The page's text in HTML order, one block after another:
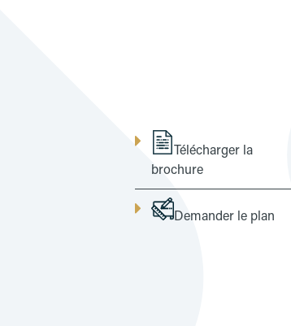
Télécharger la
brochure
Demander le plan